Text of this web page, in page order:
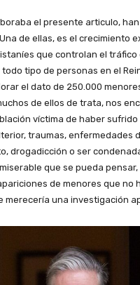
el presente articulo,
de ellas, es el crecimiento
que controlan el tráfico
tipo de personas en el
el dato de 250.000
de ellos de trata, nos
víctima de haber
traumas, enfermedades
drogadicción o ser
que se pueda
de menores que no
merecería una investigación